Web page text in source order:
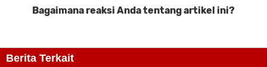
Komentar
Bagaimana reaksi Anda tentang artikel ini?
Berita Terkait